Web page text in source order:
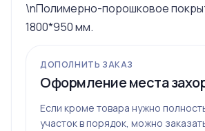
\nПолимерно-порошковое
1800*950 мм.
ДОПОЛНИТЬ ЗАКАЗ
Оформление места
Если кроме товара нужно
участок в порядок, можно